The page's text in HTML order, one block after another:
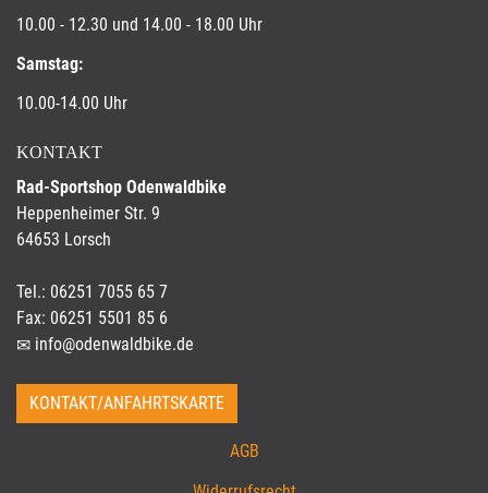
10.00 - 12.30 und 14.00 - 18.00 Uhr
Samstag:
10.00-14.00 Uhr
KONTAKT
Rad-Sportshop Odenwaldbike
Heppenheimer Str. 9
64653 Lorsch
Tel.: 06251 7055 65 7
Fax: 06251 5501 85 6
info@odenwaldbike.de
KONTAKT/ANFAHRTSKARTE
AGB